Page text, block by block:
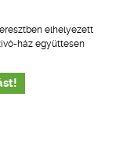
elhelyezett
ház együttesen